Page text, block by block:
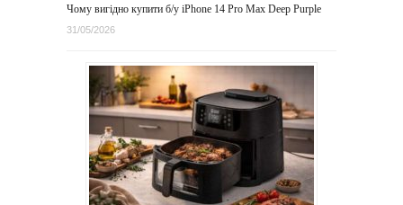
Чому вигідно купити б/у iPhone 14 Pro Max Deep Purple
31/05/2026